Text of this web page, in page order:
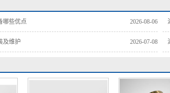
2026-08-06
哪些优点
2026-07-08
及维护